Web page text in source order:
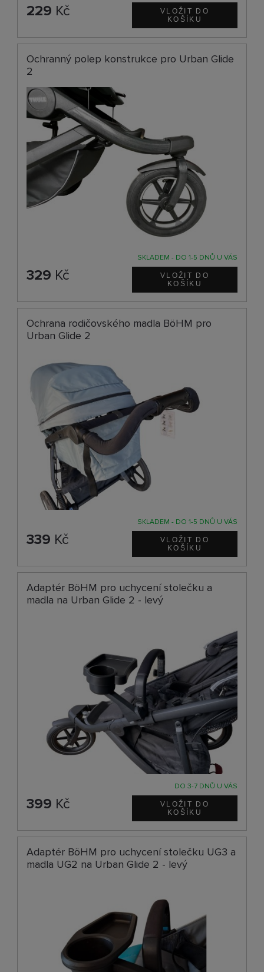
229 Kč
Ochranný polep konstrukce pro Urban Glide
2
SKLADEM - DO 1-5 DNŮ U VÁS
329 Kč
Ochrana rodičovského madla BöHM pro
Urban Glide 2
SKLADEM - DO 1-5 DNŮ U VÁS
339 Kč
Adaptér BöHM pro uchycení stolečku a
madla na Urban Glide 2 - levý
DO 3-7 DNŮ U VÁS
399 Kč
Adaptér BöHM pro uchycení stolečku UG3 a
madla UG2 na Urban Glide 2 - levý